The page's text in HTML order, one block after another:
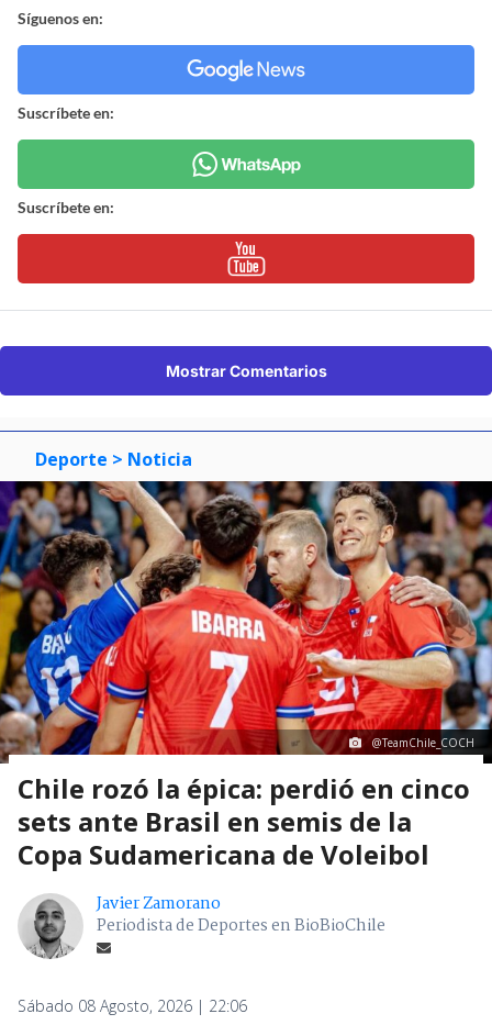
Síguenos en:
Suscríbete en:
Suscríbete en:
Mostrar Comentarios
Deporte > Noticia
@TeamChile_COCH
Chile rozó la épica: perdió en cinco
sets ante Brasil en semis de la
Copa Sudamericana de Voleibol
Javier Zamorano
Periodista de Deportes en BioBioChile
Sábado 08 Agosto, 2026 | 22:06